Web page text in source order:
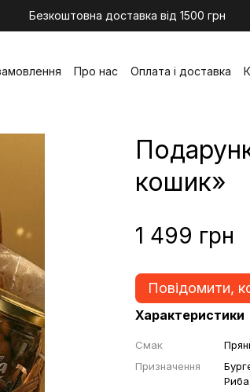
Безкоштовна доставка від 1500 грн
Про нас Оплата і доставка
кошик»
1 499 грн
Повідомити,
Характеристики
Смак
Призначення